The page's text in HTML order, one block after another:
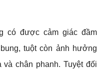
có được cảm giác đầm
tuột còn ảnh hưởng
chân phanh. Tuyệt đối